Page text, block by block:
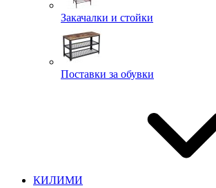
Закачалки и стойки
Поставки за обувки
КИЛИМИ